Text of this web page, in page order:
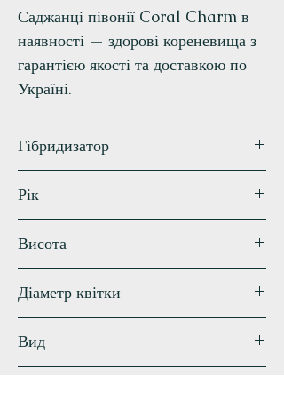
Саджанці півонії Coral Charm в
наявності — здорові кореневища з
гарантією якості та доставкою по
Україні.
Гібридизатор
Рік
Висота
Діаметр квітки
Вид